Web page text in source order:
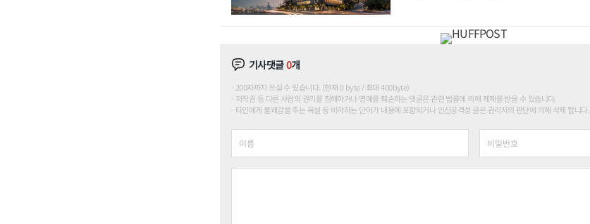
기사댓글0개
200자까지 쓰실 수 있습니다. (현재 0 byte / 최대 400byte)
저작권 등 다른 사람의 권리를 침해하거나 명예를 훼손하는 댓글은 관련 법률에 의해 제재를 받을 수 있습니다.
타인에게 불쾌감을 주는 욕설 등 비하하는 단어가 내용에 포함되거나 인신공격성 글은 관리자의 판단에 의해 삭제 합니다.